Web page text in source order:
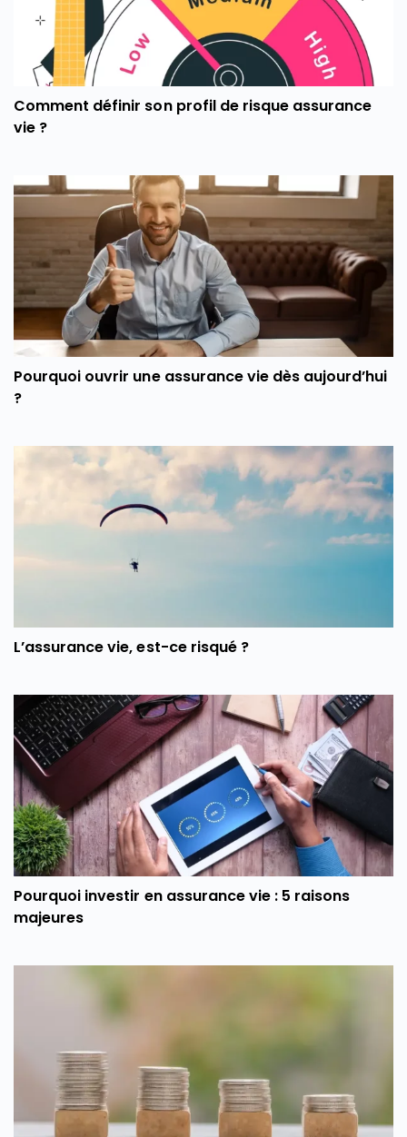
Comment définir son profil de risque assurance
vie ?
Pourquoi ouvrir une assurance vie dès aujourd’hui
?
L’assurance vie, est-ce risqué ?
Pourquoi investir en assurance vie : 5 raisons
majeures